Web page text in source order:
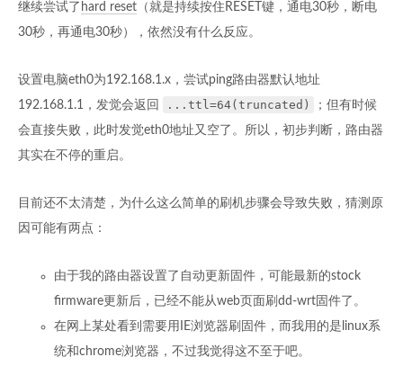
继续尝试了 hard reset （就是持续按住RESET键，通电30秒，断电
30秒，再通电30秒），依然没有什么反应。
设置电脑eth0为192.168.1.x，尝试ping路由器默认地址
192.168.1.1，发觉会返回
...ttl=64(truncated)
；但有时候
会直接失败，此时发觉eth0地址又空了。所以，初步判断，路由器
其实在不停的重启。
目前还不太清楚，为什么这么简单的刷机步骤会导致失败，猜测原
因可能有两点：
由于我的路由器设置了自动更新固件，可能最新的stock
firmware更新后，已经不能从web页面刷dd-wrt固件了。
在网上某处看到需要用IE浏览器刷固件，而我用的是linux系
统和chrome浏览器，不过我觉得这不至于吧。